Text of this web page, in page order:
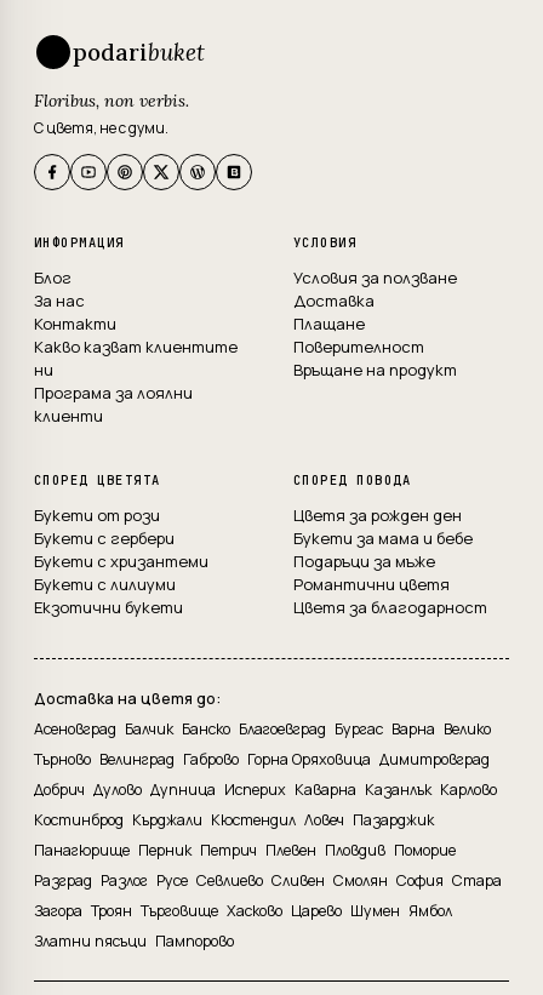
podaribuket
Floribus, non verbis.
С цветя, не с думи.
ИНФОРМАЦИЯ
Блог
За нас
Контакти
Какво казват клиентите
ни
Програма за лоялни
клиенти
УСЛОВИЯ
Условия за ползване
Доставка
Плащане
Поверителност
Връщане на продукт
СПОРЕД ЦВЕТЯТА
Букети от рози
Букети с гербери
Букети с хризантеми
Букети с лилиуми
Екзотични букети
СПОРЕД ПОВОДА
Цветя за рожден ден
Букети за мама и бебе
Подаръци за мъже
Романтични цветя
Цветя за благодарност
Доставка на цветя до:
Асеновград Балчик Банско Благоевград Бургас Варна Велико
Търново Велинград Габрово Горна Оряховица Димитровград
Добрич Дулово Дупница Исперих Каварна Казанлък Карлово
Костинброд Кърджали Кюстендил Ловеч Пазарджик
Панагюрище Перник Петрич Плевен Пловдив Поморие
Разград Разлог Русе Севлиево Сливен Смолян София Стара
Загора Троян Търговище Хасково Царево Шумен Ямбол
Златни пясъци Пампорово